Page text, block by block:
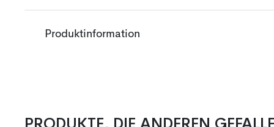
Produktinformation
PRODUKTE, DIE ANDEREN